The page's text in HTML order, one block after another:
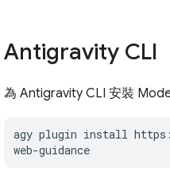
Antigravity CLI
為 Antigravity CLI 安裝
agy plugin install https://
web-guidance